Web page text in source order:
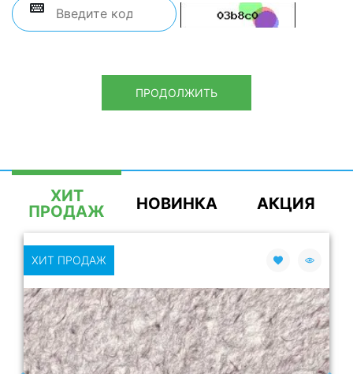
ПРОДОЛЖИТЬ
ХИТ
ПРОДАЖ
НОВИНКА АКЦИЯ
ХИТ ПРОДАЖ